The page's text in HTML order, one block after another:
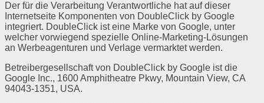
Der für die Verarbeitung Verantwortliche hat auf dieser
Internetseite Komponenten von DoubleClick by Google
integriert. DoubleClick ist eine Marke von Google, unter
welcher vorwiegend spezielle Online-Marketing-Lösungen
an Werbeagenturen und Verlage vermarktet werden.
Betreibergesellschaft von DoubleClick by Google ist die
Google Inc., 1600 Amphitheatre Pkwy, Mountain View, CA
94043-1351, USA.